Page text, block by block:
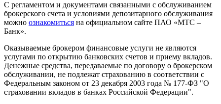
С регламентом и документами связанными с обслуживанием
брокерского счета и условиями депозитарного обслуживания
можно ознакомиться на официальном сайте ПАО «МТС –
Банк».
Оказываемые брокером финансовые услуги не являются
услугами по открытию банковских счетов и приему вкладов.
Денежные средства, передаваемые по договору о брокерском
обслуживании, не подлежат страхованию в соответствии с
Федеральным законом от 23 декабря 2003 года № 177-ФЗ "О
страховании вкладов в банках Российской Федерации".